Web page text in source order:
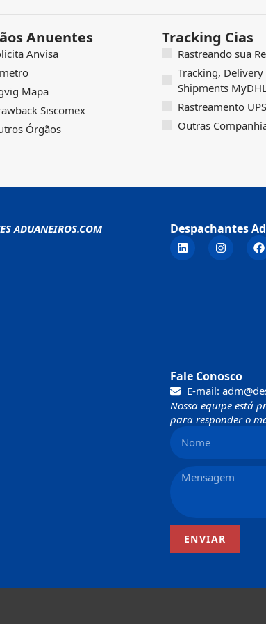
Anuentes
Anvisa
Mapa
Siscomex
Órgãos
Tracking Cias
Rastreando sua
Tracking,
Shipments MyDHL
Rastreamento
Outras
ADUANEIROS.COM Despachantes
Fale Conosco
E-mail:
Nossa equipe está
para responder o
ENVIAR